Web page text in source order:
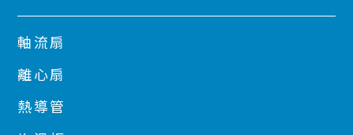
軸流扇
離心扇
熱導管